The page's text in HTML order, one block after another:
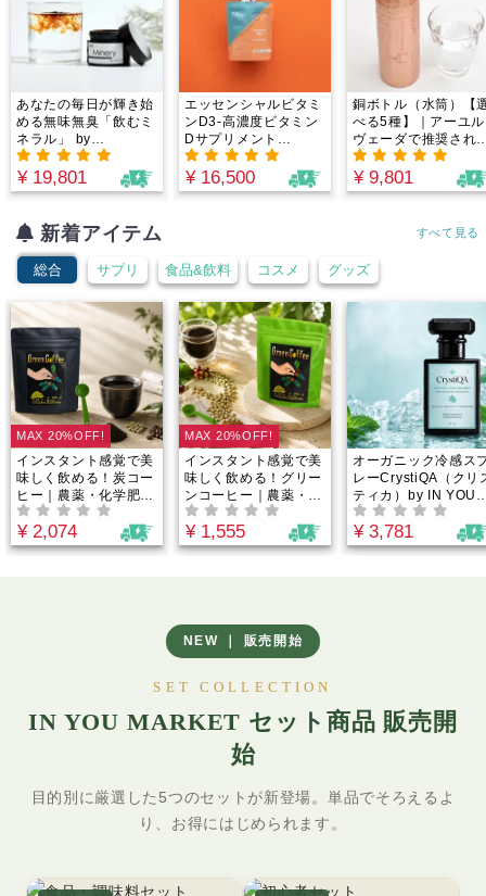
あなたの毎日が輝き始
める無味無臭「飲むミ
ネラル」 by
Minery(ミネリー）カ
ナダ原生林から誕生！
重金属・農薬テスト済
月分でお得！1日188
円からのミネラル週
間。
¥ 19,801
エッセンシャルビタミ
ンD3-高濃度ビタミン
Dサプリメント
4000IU/1カプセル｜
完全オーガニック×非
加熱×天然型ビタミン
Minery（ミネリー）
¥ 16,500
銅ボトル（水筒）【
べる5種】｜アーユル
ヴェーダで推奨され
銅製ボトル。入れる
浄化したアルカリ性
お水に。世界各国で
アイテム。
¥ 9,801
新着アイテム すべて見る
総合 サプリ 食品&飲料 コスメ グッズ
MAX 20%OFF!
インスタント感覚で美
味しく飲める！炭コー
ヒー｜農薬・化学肥
料・添加物不使用！栄
養たっぷりグリーンコ
ーヒーと日本三大備長
¥ 2,074
MAX 20%OFF!
インスタント感覚で美
味しく飲める！グリー
ンコーヒー｜農薬・化
学肥料・添加物不使
用！グリーンコーヒー
の栄養成分とチアパス
健康と若々しさを保つ
ファイトケミカルやク
素がたっぷり
¥ 1,555
オーガニック冷感ス
レーCrystiQA（クリ
ティカ）by IN YOU
天然クーリングミス
ト・100%植物由来で
夏バテ対策！オーガ
¥ 3,781
NEW ｜ 販売開始
SET COLLECTION
IN YOU MARKET セット商品 販売開
始
目的別に厳選した5つのセットが新登場。単品でそろえるよ
り、お得にはじめられます。